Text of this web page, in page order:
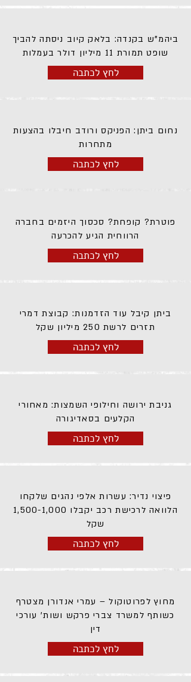
ביהמ"ש בקנדה: בלאק קיוב ניסתה להביך
שופט תמורת 11 מיליון דולר בעמלות
לחץ לכתבה
נחום ביתן: הפניקס ורודב חיבלו בהצעות
מתחרות
לחץ לכתבה
פוטרת? קופחת? סכסוך היזמים בחברה
הרווחית הגיע להכרעה
לחץ לכתבה
ביתן קיבל עוד הזדמנות: קבוצת דמרי
תזרים לרשת 250 מיליון שקל
לחץ לכתבה
גניבת ירושה וחילופי השמצות: מאחורי
הקלעים בסאדיגורה
לחץ לכתבה
פיצוי נדיר: עשרות אלפי נהגים שלקחו
הלוואה לרכישת רכב יקבלו 1,500-1,000
שקל
לחץ לכתבה
מחוץ לפרוטוקול – עמרי אנדורן מצטרף
כשותף למשרד צברי פרקש ושות' עורכי
דין
לחץ לכתבה